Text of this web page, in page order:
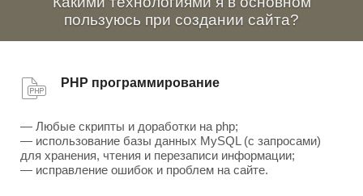
Какими технологиями я в основном
— Любые скрипты и доработки на php;
— использование базы данных MySQL (с запросами)
для хранения, чтения и перезаписи информации;